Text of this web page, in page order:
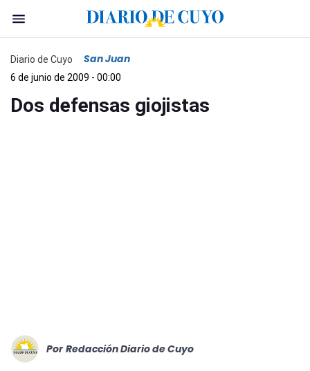
Diario de Cuyo San Juan
6 de junio de 2009 - 00:00
Dos defensas giojistas
Por Redacción Diario de Cuyo